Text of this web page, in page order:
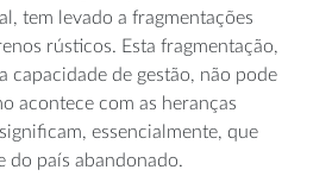
tem levado a fragmentações
rústicos. Esta fragmentação,
capacidade de gestão, não pode
acontece com as heranças
essencialmente, que
do país abandonado.